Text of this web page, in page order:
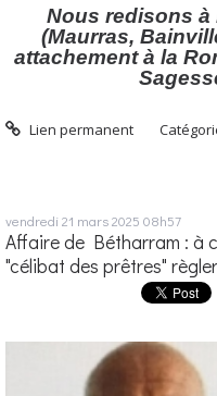
Nous redisons à
(Maurras,
attachement à la
Lien permanent
vendredi 21 mars 2025 08h57
Affaire de Bétharram : à
"célibat des prêtres"